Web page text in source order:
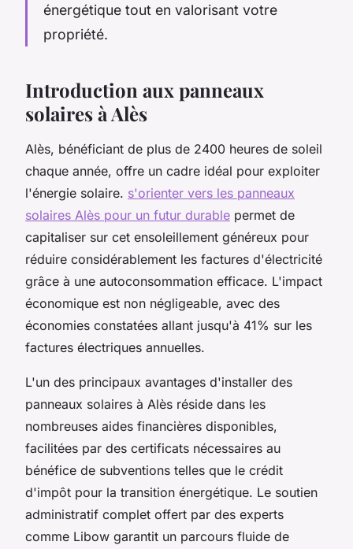
énergétique tout en valorisant votre
propriété.
Introduction aux panneaux
solaires à Alès
Alès, bénéficiant de plus de 2400 heures de soleil
chaque année, offre un cadre idéal pour exploiter
l'énergie solaire. s'orienter vers les panneaux
solaires Alès pour un futur durable permet de
capitaliser sur cet ensoleillement généreux pour
réduire considérablement les factures d'électricité
grâce à une autoconsommation efficace. L'impact
économique est non négligeable, avec des
économies constatées allant jusqu'à 41% sur les
factures électriques annuelles.
L'un des principaux avantages d'installer des
panneaux solaires à Alès réside dans les
nombreuses aides financières disponibles,
facilitées par des certificats nécessaires au
bénéfice de subventions telles que le crédit
d'impôt pour la transition énergétique. Le soutien
administratif complet offert par des experts
comme Libow garantit un parcours fluide de